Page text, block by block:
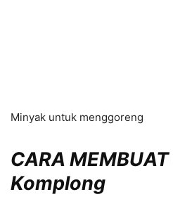
Minyak untuk menggoreng
CARA MEMBUAT
Komplong